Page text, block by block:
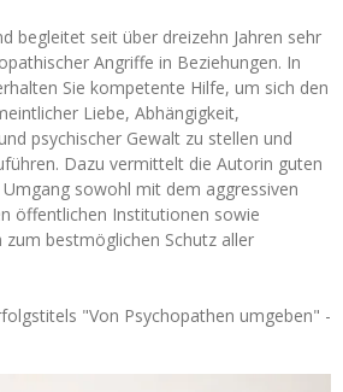
begleitet seit über dreizehn Jahren sehr
Angriffe in Beziehungen. In
Sie kompetente Hilfe, um sich den
Liebe, Abhängigkeit,
psychischer Gewalt zu stellen und
Dazu vermittelt die Autorin guten
sowohl mit dem aggressiven
öffentlichen Institutionen sowie
bestmöglichen Schutz aller
"Von Psychopathen umgeben" -